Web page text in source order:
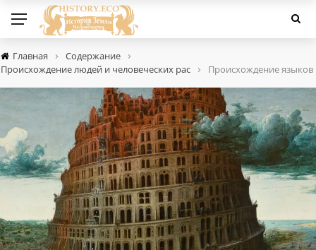
Главная › Содержание ›
Происхождение людей и человеческих рас › Происхождение языков